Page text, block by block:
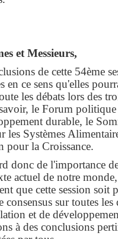
et Messieurs,
de cette 54ème
en ce sens qu'elles
les débats lors des
le Forum
durable, le
les Systèmes
pour la Croissance.
donc de l'importance
actuel de notre
que cette session soit
consensus sur toutes les
et de
à des conclusions